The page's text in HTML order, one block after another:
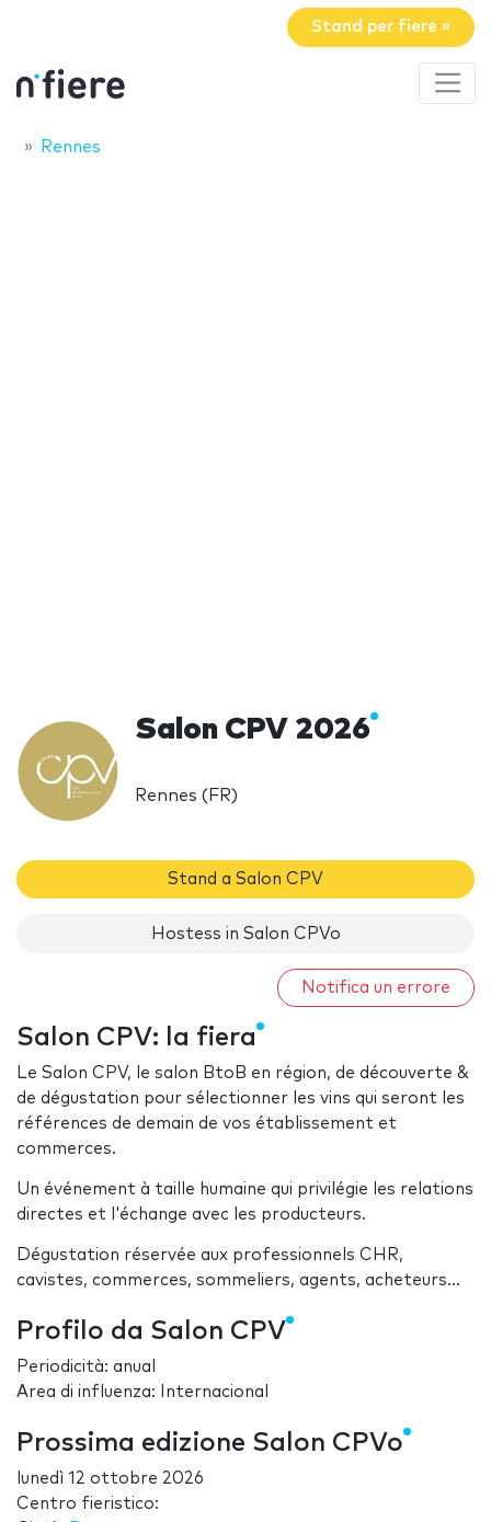
Stand per fiere »
Rennes
Salon CPV 2026
Rennes (FR)
Stand a Salon CPV
Hostess in Salon CPVo
Notifica un errore
Salon CPV: la fiera
Le Salon CPV, le salon BtoB en région, de découverte &
de dégustation pour sélectionner les vins qui seront les
références de demain de vos établissement et
commerces.
Un événement à taille humaine qui privilégie les relations
directes et l'échange avec les producteurs.
Dégustation réservée aux professionnels CHR,
cavistes, commerces, sommeliers, agents, acheteurs...
Profilo da Salon CPV
Periodicità: anual
Area di influenza: Internacional
Prossima edizione Salon CPVo
lunedì 12 ottobre 2026
Centro fieristico: